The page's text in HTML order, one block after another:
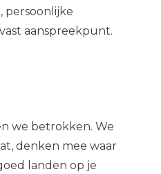
persoonlijke
aanspreekpunt.
we betrokken. We
denken mee waar
landen op je